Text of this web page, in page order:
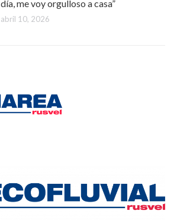
día, me voy orgulloso a casa”
abril 10, 2026